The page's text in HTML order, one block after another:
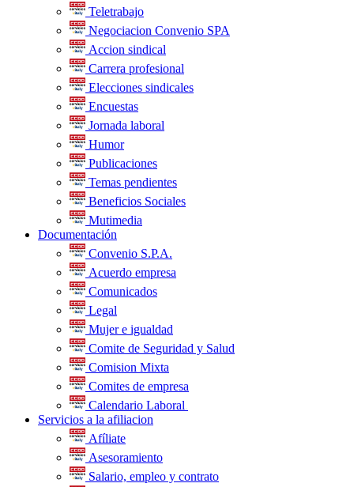
Teletrabajo
Negociacion Convenio SPA
Accion sindical
Carrera profesional
Elecciones sindicales
Encuestas
Jornada laboral
Humor
Publicaciones
Temas pendientes
Beneficios Sociales
Mutimedia
Documentación
Convenio S.P.A.
Acuerdo empresa
Comunicados
Legal
Mujer e igualdad
Comite de Seguridad y Salud
Comision Mixta
Comites de empresa
Calendario Laboral
Servicios a la afiliacion
Afíliate
Asesoramiento
Salario, empleo y contrato